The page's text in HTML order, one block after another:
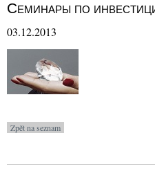
Семинары по
03.12.2013